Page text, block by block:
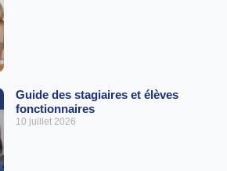
Guide des stagiaires et élèves
fonctionnaires
10 juillet 2026